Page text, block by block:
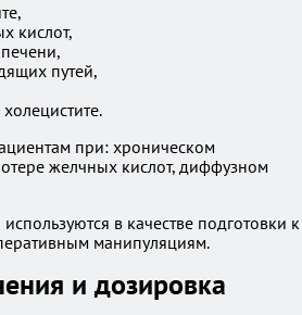
кислот,
путей,
в качестве подготовки к
манипуляциям.
и дозировка